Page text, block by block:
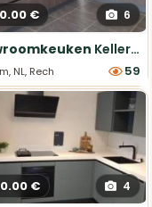
fornuis
€ 6
Keller eiken met dekton blad
NL, Rechte Keukens 59
€ 4